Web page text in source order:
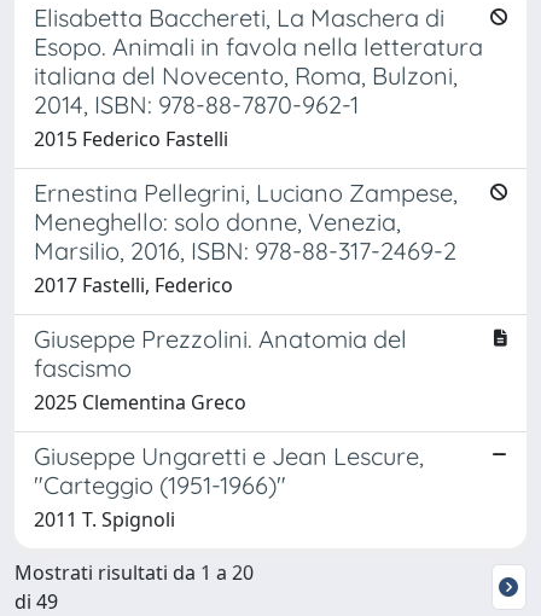
Elisabetta Bacchereti, La Maschera di
Esopo. Animali in favola nella letteratura
italiana del Novecento, Roma, Bulzoni,
2014, ISBN: 978-88-7870-962-1
2015 Federico Fastelli
Ernestina Pellegrini, Luciano Zampese,
Meneghello: solo donne, Venezia,
Marsilio, 2016, ISBN: 978-88-317-2469-2
2017 Fastelli, Federico
Giuseppe Prezzolini. Anatomia del
fascismo
2025 Clementina Greco
Giuseppe Ungaretti e Jean Lescure,
"Carteggio (1951-1966)"
2011 T. Spignoli
Mostrati risultati da 1 a 20
di 49